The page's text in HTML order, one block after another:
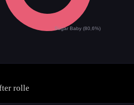
Sugar Baby (80,6%)
rolle